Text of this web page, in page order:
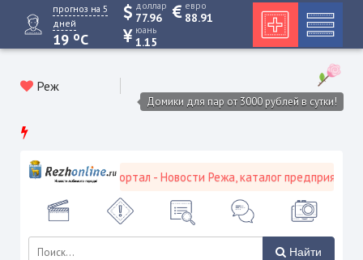
прогноз на 5
дней
19 oC
доллар
77.96
евро
88.91
юань
1.15
Реж
Домики для пар от 3000 рублей в сутки!
городской портал - Новости Режа, каталог предприятий,
Найти